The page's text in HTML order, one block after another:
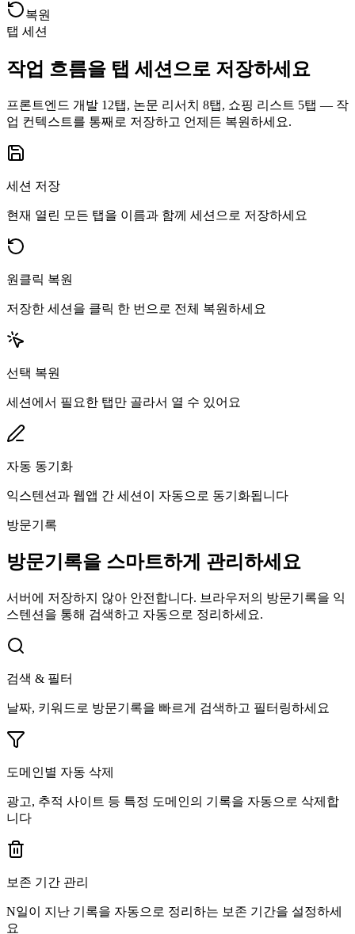
복원
탭 세션
작업 흐름을 탭 세션으로 저장하세요
프론트엔드 개발 12탭, 논문 리서치 8탭, 쇼핑 리스트 5탭 — 작
업 컨텍스트를 통째로 저장하고 언제든 복원하세요.
세션 저장
현재 열린 모든 탭을 이름과 함께 세션으로 저장하세요
원클릭 복원
저장한 세션을 클릭 한 번으로 전체 복원하세요
선택 복원
세션에서 필요한 탭만 골라서 열 수 있어요
자동 동기화
익스텐션과 웹앱 간 세션이 자동으로 동기화됩니다
방문기록
방문기록을 스마트하게 관리하세요
서버에 저장하지 않아 안전합니다. 브라우저의 방문기록을 익
스텐션을 통해 검색하고 자동으로 정리하세요.
검색 & 필터
날짜, 키워드로 방문기록을 빠르게 검색하고 필터링하세요
도메인별 자동 삭제
광고, 추적 사이트 등 특정 도메인의 기록을 자동으로 삭제합
니다
보존 기간 관리
N일이 지난 기록을 자동으로 정리하는 보존 기간을 설정하세
요